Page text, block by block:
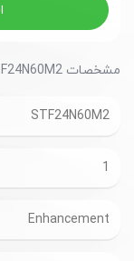
مشخصات STF24N60M2
STF24N60M2
1
Enhancement